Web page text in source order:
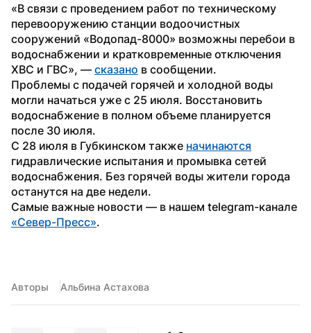
«В связи с проведением работ по техническому
перевооружению станции водоочистных
сооружений «Водопад-8000» возможны перебои в
водоснабжении и кратковременные отключения
ХВС и ГВС», — сказано в сообщении.
Проблемы с подачей горячей и холодной воды
могли начаться уже с 25 июля. Восстановить
водоснабжение в полном объеме планируется
после 30 июля.
С 28 июля в Губкинском также начинаются
гидравлические испытания и промывка сетей
водоснабжения. Без горячей воды жители города
останутся на две недели.
«Север-Пресс».
Авторы Альбина Астахова